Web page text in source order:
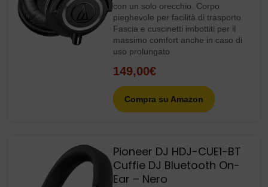
con un solo orecchio. Corpo
pieghevole per facilità di trasporto
Fascia e cuscinetti imbottiti per il
massimo comfort anche in caso di
uso prolungato
149,00€
Compra su Amazon
Pioneer DJ HDJ-CUE1-BT
Cuffie DJ Bluetooth On-
Ear – Nero